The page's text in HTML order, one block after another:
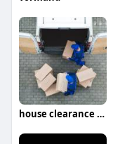
house clearance northampton